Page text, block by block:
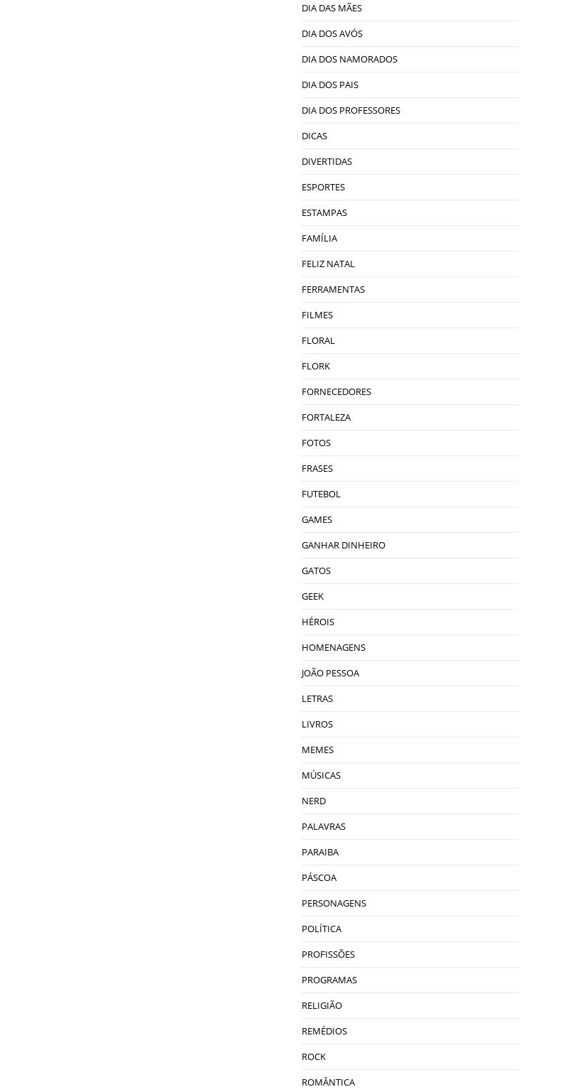
DIA DAS MÃES
DIA DOS AVÓS
DIA DOS NAMORADOS
DIA DOS PAIS
DIA DOS PROFESSORES
DICAS
DIVERTIDAS
ESPORTES
ESTAMPAS
FAMÍLIA
FELIZ NATAL
FERRAMENTAS
FILMES
FLORAL
FLORK
FORNECEDORES
FORTALEZA
FOTOS
FRASES
FUTEBOL
GAMES
GANHAR DINHEIRO
GATOS
GEEK
HÉROIS
HOMENAGENS
JOÃO PESSOA
LETRAS
LIVROS
MEMES
MÚSICAS
NERD
PALAVRAS
PARAIBA
PÁSCOA
PERSONAGENS
POLÍTICA
PROFISSÕES
PROGRAMAS
RELIGIÃO
REMÉDIOS
ROCK
ROMÂNTICA